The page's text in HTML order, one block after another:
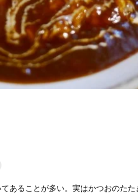
あることが多い。実はかつおのた